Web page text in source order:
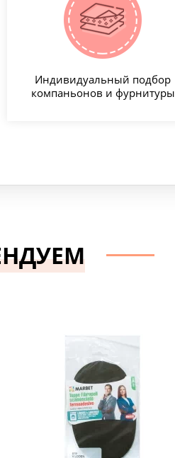
Индивидуальный подбор
компаньонов и фурнитуры